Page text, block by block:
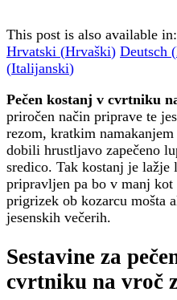
This post is also available in:
Hrvatski (Hrvaški) Deutsch (
(Italijanski)
Pečen kostanj v cvrtniku
priročen način priprave te
rezom, kratkim
dobili hrustljavo zapečeno
sredico. Tak kostanj je
pripravljen pa bo v manj
prigrizek ob kozarcu mošta
jesenskih večerih.
Sestavine za
cvrtniku na vroč